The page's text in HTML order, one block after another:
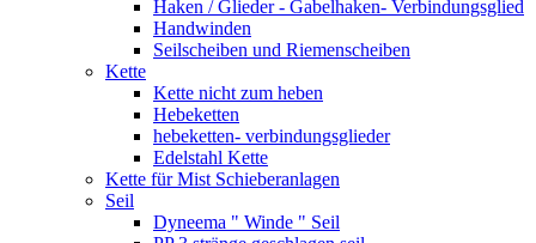
Haken / Glieder - Gabelhaken- Verbindungsglied
Handwinden
Seilscheiben und Riemenscheiben
Kette
Kette nicht zum heben
Hebeketten
hebeketten- verbindungsglieder
Edelstahl Kette
Kette für Mist Schieberanlagen
Seil
Dyneema " Winde " Seil